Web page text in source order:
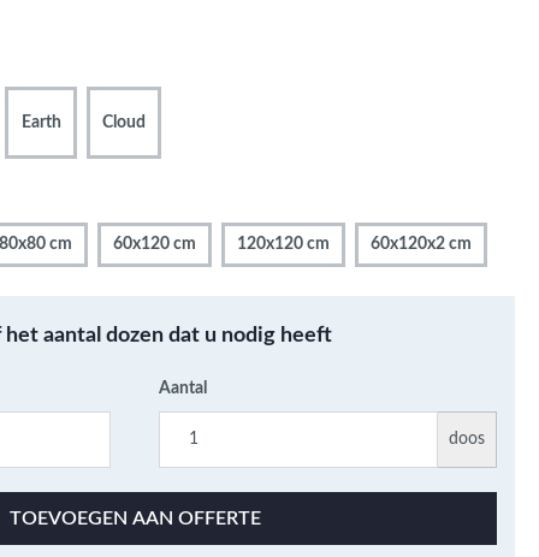
Wandtegels met een
patroon / mix van kleur
Beton- cementlook
Natuursteenlook
Earth Cloud
80x80 cm 60x120 cm 120x120 cm 60x120x2 cm
aantal dozen dat u nodig heeft
Aantal
doos
TOEVOEGEN AAN OFFERTE